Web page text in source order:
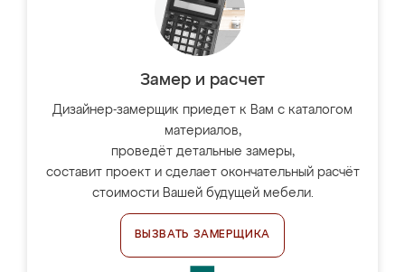
Замер и расчет
Дизайнер-замерщик приедет к Вам с каталогом
материалов,
проведёт детальные замеры,
составит проект и сделает окончательный расчёт
стоимости Вашей будущей мебели.
ВЫЗВАТЬ ЗАМЕРЩИКА